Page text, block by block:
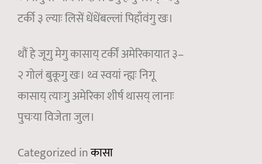
टर्की ३ ल्याः लिसें धेंधेंबल्लां पिहाँवंगु खः।
थौं हे जूगु मेगु कासाय् टर्कीं अमेरिकायात ३–
२ गोलं बुकूगु खः। थ्व स्वयां न्ह्यः निगू
कासाय् त्याःगु अमेरिका शीर्ष थासय् लानाः
पुचःया विजेता जुल।
Categorized inकासा